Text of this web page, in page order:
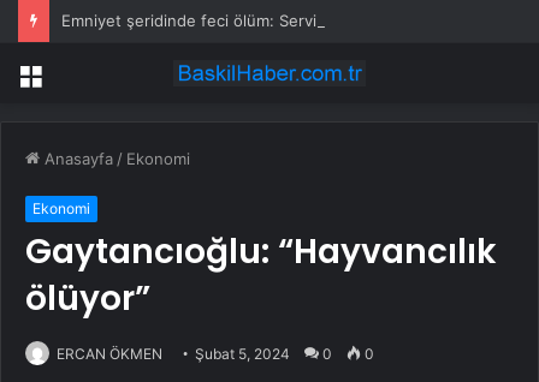
Menü
Anasayfa / Ekonomi
Ekonomi
Gaytancıoğlu: “Hayvancılık
ölüyor”
ERCAN ÖKMEN Şubat 5, 2024 0 0